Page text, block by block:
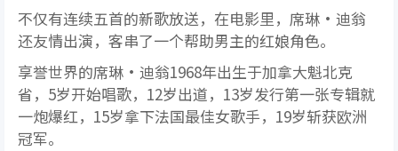
不仅有连续五首的新歌放送，在电影里，席琳·迪翁
还友情出演，客串了一个帮助男主的红娘角色。
享誉世界的席琳·迪翁1968年出生于加拿大魁北克
省，5岁开始唱歌，12岁出道，13岁发行第一张专辑就
一炮爆红，15岁拿下法国最佳女歌手，19岁斩获欧洲
冠军。